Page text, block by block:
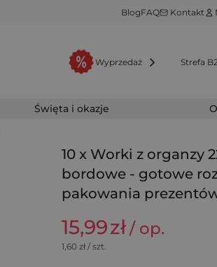
BlogFAQ Kontakt
Wyprzedaż
Strefa
Święta i okazje
10 x Worki z organzy
bordowe - gotowe
pakowania
15,99zł/ op.
1,60zł / szt.